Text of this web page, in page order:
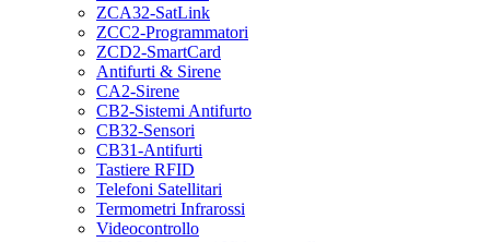
ZCA32-SatLink
ZCC2-Programmatori
ZCD2-SmartCard
Antifurti & Sirene
CA2-Sirene
CB2-Sistemi Antifurto
CB32-Sensori
CB31-Antifurti
Tastiere RFID
Telefoni Satellitari
Termometri Infrarossi
Videocontrollo